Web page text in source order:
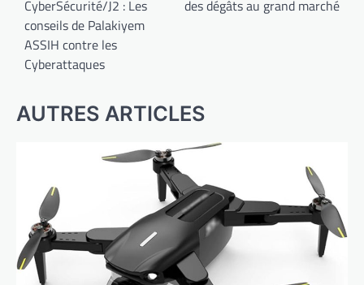
l’article
CyberSécurité/J2 : Les
conseils de Palakiyem
ASSIH contre les
Cyberattaques
des dégâts au grand marché
AUTRES ARTICLES